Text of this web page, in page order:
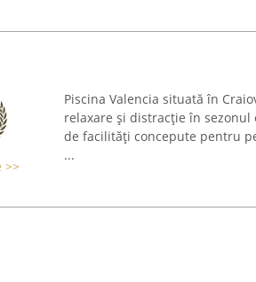
>>
Piscina Valencia situată în
relaxare și distracție în sezonul
de facilități concepute pentru
...